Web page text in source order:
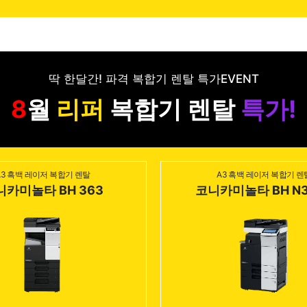
딱 한달간! 파격 복합기 렌탈 특가EVENT
월 리퍼 복합기 렌탈 특가!
흑백 레이저 복합기 렌탈
카미놀타 BH 363
A3 흑백 레이저 복합기 렌
코니카미놀타 BH